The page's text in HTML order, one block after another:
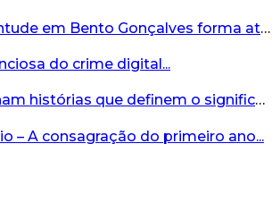
Escola do Juventude em Bento Gonçalves forma atletas da região...
do crime digital...
Pais compartilham histórias que definem o significado da missão...
– A consagração do primeiro ano...